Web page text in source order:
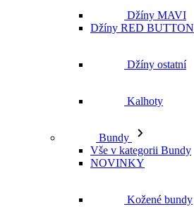
Džíny MAVI
Džíny RED BUTTON
Džíny ostatní
Kalhoty
Bundy
Vše v kategorii Bundy
NOVINKY
Kožené bundy